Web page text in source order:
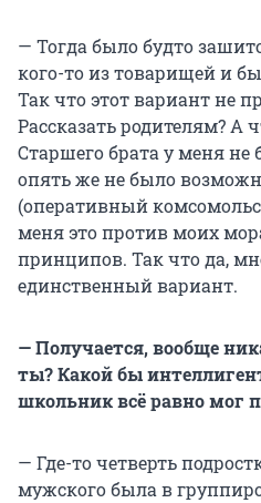
— Тогда было будто
кого-то из товарищей и
Так что этот вариант не
Рассказать родителям? А
Старшего брата у меня не
опять же не было
(оперативный
меня это против моих
принципов. Так что да,
единственный вариант.
— Получается, вообще
ты? Какой бы
школьник всё равно мог
— Где-то четверть
мужского была в